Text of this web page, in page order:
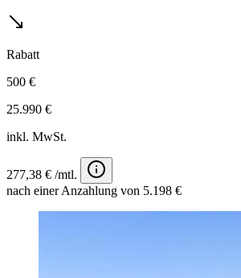
Rabatt
500 €
25.990 €
inkl. MwSt.
277,38 € /mtl.
nach einer Anzahlung von 5.198 €